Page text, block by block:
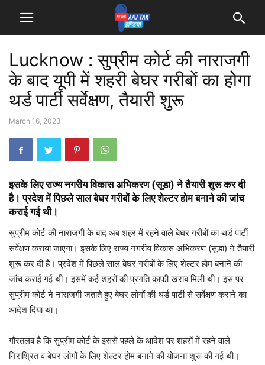
Lucknow : सुप्रीम कोर्ट की नाराजगी
के बाद यूपी में शहरी बेघर गरीबों का होगा
थर्ड पार्टी सर्वेक्षण, तैयारी शुरू
March 16, 2023
इसके लिए राज्य नगरीय विकास अभिकरण (सूडा) ने तैयारी शुरू कर दी
है। प्रदेश में पिछले साल बेघर गरीबों के लिए शेल्टर होम बनाने की जांच
कराई गई थी।
सुप्रीम कोर्ट की नाराजगी के बाद अब शहर में रहने वाले बेघर गरीबों का थर्ड पार्टी
सर्वेक्षण कराया जाएगा। इसके लिए राज्य नगरीय विकास अभिकरण (सूडा) ने तैयारी
शुरू कर दी है। प्रदेश में पिछले साल बेघर गरीबों के लिए शेल्टर होम बनाने की
जांच कराई गई थी। इसमें कई शहरों की प्रगति काफी खराब मिली थी। इस पर
सुप्रीम कोर्ट ने नाराजगी जताते हुए बेघर लोगों की थर्ड पार्टी से सर्वेक्षण कराने का
आदेश दिया था।
गौरतलब है कि सुप्रीम कोर्ट के इससे पहले के आदेश पर शहरों में रहने वाले
निराश्रित व बेघर लोगों के लिए शेल्टर होम बनाने की योजना शुरू की गई थी।